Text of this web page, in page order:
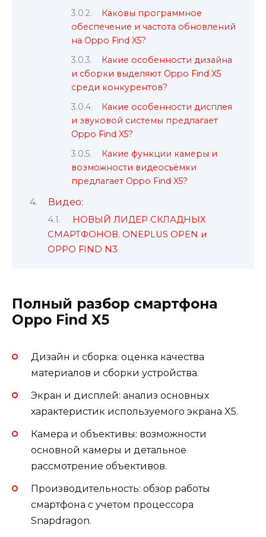
Каковы программное
обеспечение и частота обновлений
на Oppo Find X5?
Какие особенности дизайна
и сборки выделяют Oppo Find X5
среди конкурентов?
Какие особенности дисплея
и звуковой системы предлагает
Oppo Find X5?
Какие функции камеры и
возможности видеосъёмки
предлагает Oppo Find X5?
Видео:
НОВЫЙ ЛИДЕР СКЛАДНЫХ
СМАРТФОНОВ. ONEPLUS OPEN и
OPPO FIND N3
Полный разбор смартфона
Oppo Find X5
Дизайн и сборка: оценка качества
материалов и сборки устройства.
Экран и дисплей: анализ основных
характеристик используемого экрана X5.
Камера и объективы: возможности
основной камеры и детальное
рассмотрение объективов.
Производительность: обзор работы
смартфона с учетом процессора
Snapdragon.